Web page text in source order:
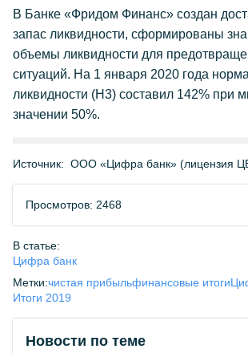
В Банке «Фридом Финанс» создан
запас ликвидности, сформированы
объемы ликвидности для
ситуаций. На 1 января 2020 года
ликвидности (Н3) составил 142% при
значении 50%.
Источник: ООО «Цифра банк» (лицензия
Просмотров: 2468
В статье:
Цифра банк
Метки:чистая прибыльфинансовые итоги
Итоги 2019
Новости по теме